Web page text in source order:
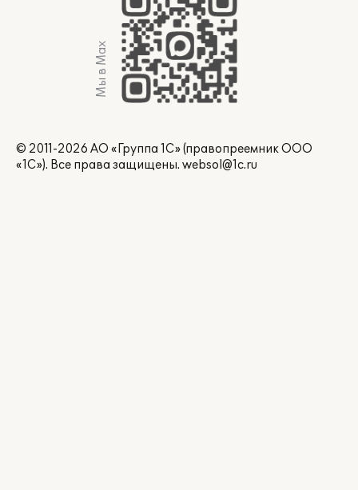
Мы в Max
© 2011-2026 АО «Группа 1С» (правопреемник ООО
«1С»). Все права защищены. websol@1c.ru